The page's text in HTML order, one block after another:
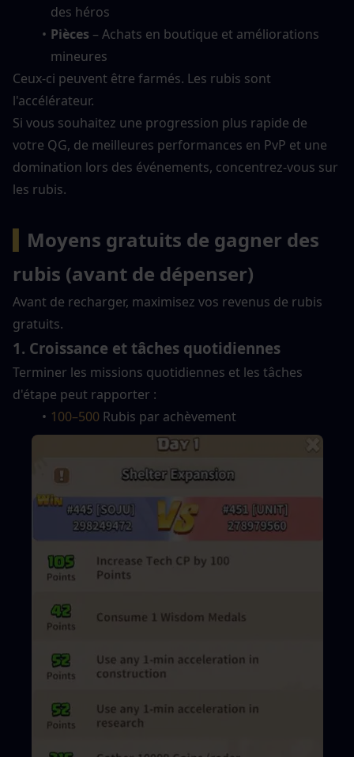
des héros
Pièces – Achats en boutique et améliorations
mineures
Ceux-ci peuvent être farmés. Les rubis sont
l'accélérateur.
Si vous souhaitez une progression plus rapide de
votre QG, de meilleures performances en PvP et une
domination lors des événements, concentrez-vous sur
les rubis.
Moyens gratuits de gagner des
rubis (avant de dépenser)
Avant de recharger, maximisez vos revenus de rubis
gratuits.
1. Croissance et tâches quotidiennes
Terminer les missions quotidiennes et les tâches
d'étape peut rapporter :
100–500 Rubis par achèvement